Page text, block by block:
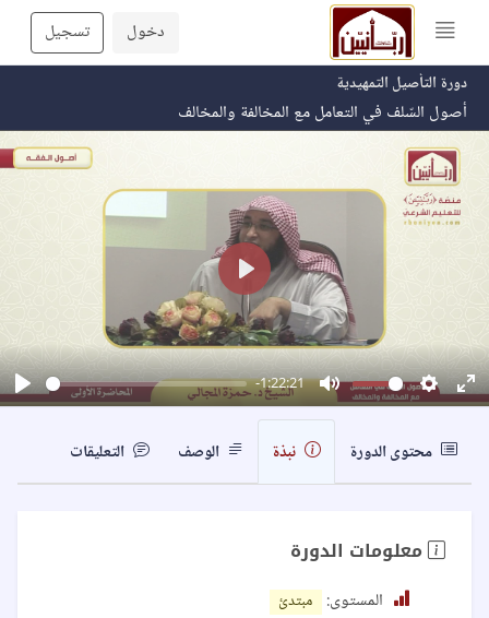
دخول تسجيل
دورة التأصيل التمهيدية
أصول السّلف في التعامل مع المخالفة والمخالف
Play
-1:22:21
Mute
Play
نبذة الوصف التعليقات
معلومات الدورة
المستوى: مبتدئ